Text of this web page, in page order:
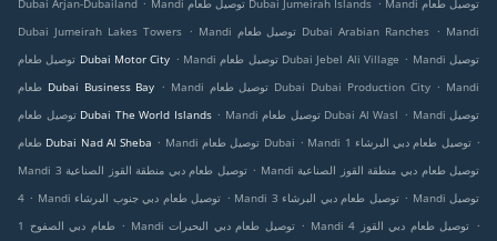
Dubai Arjan-Dubailand
Mandi توصيل طعام Dubai Jumeirah Islands
Mandi توصيل طعام
Dubai Jumeirah Lakes Towers . Mandi توصيل طعام Dubai Arabian Ranches . Mandi
توصيل طعام Dubai Motor City . Mandi توصيل طعام Dubai Jebel Ali Village . Mandi توصيل
طعام Dubai Business Bay . Mandi توصيل طعام Dubai Dubai Production City . Mandi
توصيل طعام Dubai The World Islands . Mandi توصيل طعام Dubai Al Wasl . Mandi توصيل
طعام Dubai Nad Al Sheba . Mandi توصيل طعام Dubai . Mandi توصيل طعام دبي البرشاء 1 .
Mandi توصيل طعام دبي منطقة القوز الصناعية 3 . Mandi توصيل طعام دبي منطقة القوز الصناعية
4 . Mandi توصيل طعام دبي جنوب البرشاء . Mandi توصيل طعام دبي البرشاء 3 . Mandi توصيل
طعام دبي الصفوح 1 . Mandi توصيل طعام دبي البحيرات . Mandi توصيل طعام دبي القوز 4 .